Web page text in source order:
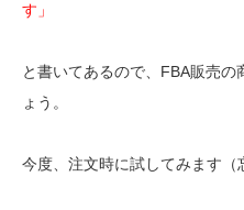
す」
と書いてあるので、FBA販売
ょう。
今度、注文時に試してみます（